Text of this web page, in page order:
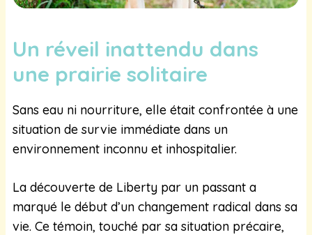
Un réveil inattendu dans
une prairie solitaire
Sans eau ni nourriture, elle était confrontée à une
situation de survie immédiate dans un
environnement inconnu et inhospitalier.
La découverte de Liberty par un passant a
marqué le début d’un changement radical dans sa
vie. Ce témoin, touché par sa situation précaire,